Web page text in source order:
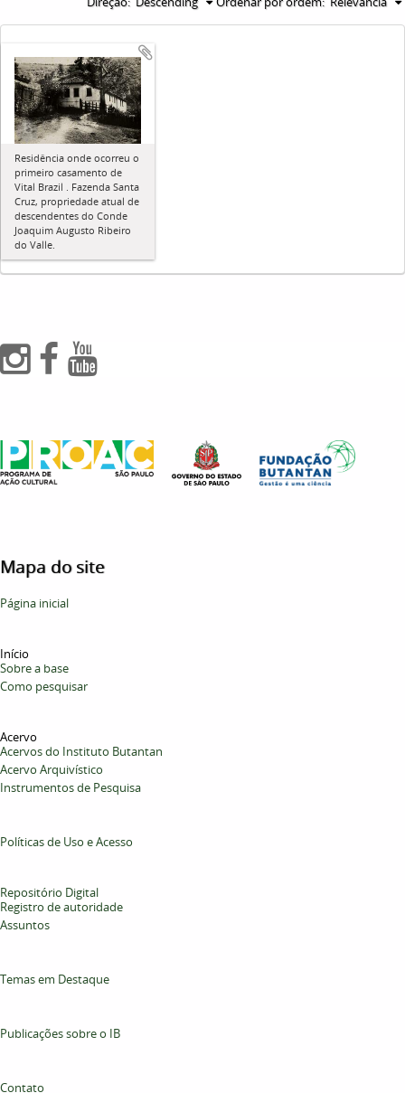
Residência onde ocorreu o
primeiro casamento de
Vital Brazil . Fazenda Santa
Cruz, propriedade atual de
descendentes do Conde
Joaquim Augusto Ribeiro
do Valle.
Mapa do site
Página inicial
Início
Sobre a base
Como pesquisar
Acervo
Acervos do Instituto Butantan
Acervo Arquivístico
Instrumentos de Pesquisa
Políticas de Uso e Acesso
Repositório Digital
Registro de autoridade
Assuntos
Temas em Destaque
Publicações sobre o IB
Contato